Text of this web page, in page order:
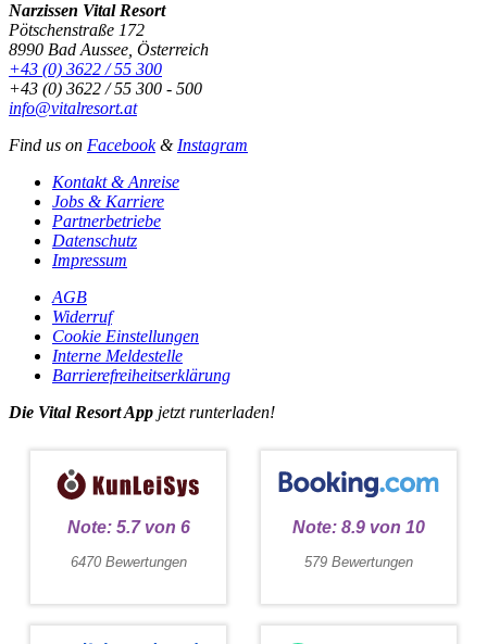
Narzissen Vital Resort
Pötschenstraße 172
8990 Bad Aussee, Österreich
+43 (0) 3622 / 55 300
+43 (0) 3622 / 55 300 - 500
info@vitalresort.at
Find us on Facebook& Instagram
Kontakt & Anreise
Jobs & Karriere
Partnerbetriebe
Datenschutz
Impressum
AGB
Widerruf
Cookie Einstellungen
Interne Meldestelle
Barrierefreiheitserklärung
Die Vital Resort App jetzt runterladen!
Note: 5.7 von 6
6470 Bewertungen
Note: 8.9 von 10
579 Bewertungen